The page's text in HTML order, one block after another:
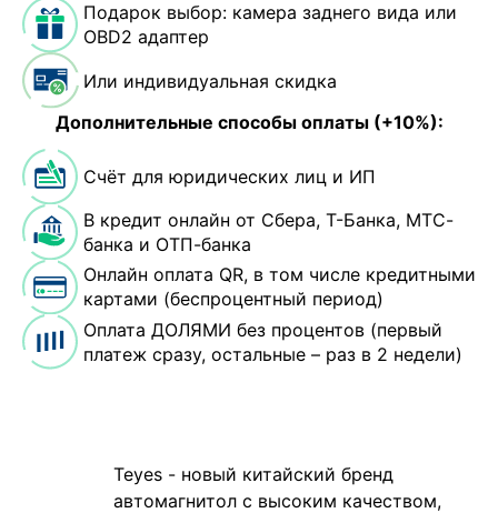
Подарок выбор: камера заднего вида или
OBD2 адаптер
Или индивидуальная скидка
Дополнительные способы оплаты (+10%):
Счёт для юридических лиц и ИП
В кредит онлайн от Сбера, Т-Банка, МТС-
банка и ОТП-банка
Онлайн оплата QR, в том числе кредитными
картами (беспроцентный период)
Оплата ДОЛЯМИ без процентов (первый
платеж сразу, остальные – раз в 2 недели)
Teyes - новый китайский бренд
автомагнитол с высоким качеством,